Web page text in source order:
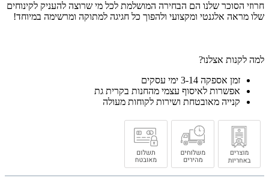
חרוזי הסוכר שלנו הם הבחירה המושלמת לכל מי שרוצה להעניק לקינוחים
שלו מראה אלגנטי ומקצועי ולהפוך כל חגיגה למתוקה ומרשימה במיוחד!
למה לקנות אצלנו?
זמן אספקה 3-14 ימי עסקים
אפשרות לאיסוף עצמי מהחנות בקרית גת
קנייה מאובטחת ושירות לקוחות מעולה